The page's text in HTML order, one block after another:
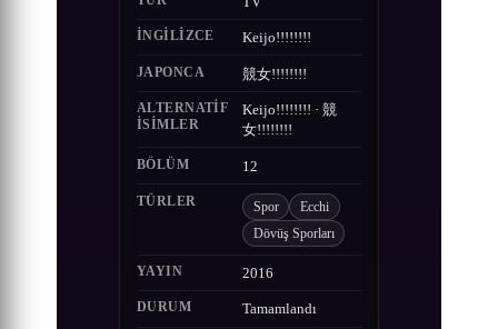
İNGILIZCE Keijo!!!!!!!!
JAPONCA 競女!!!!!!!!
ALTERNATIF
ISIMLER
Keijo!!!!!!!! · 競
女!!!!!!!!
BÖLÜM 12
TÜRLER Spor Ecchi
Dövüş Sporları
YAYIN 2016
DURUM Tamamlandı